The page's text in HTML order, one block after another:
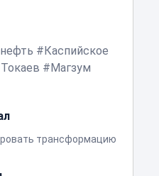
нефть
Каспийское
Магзум
трансформацию